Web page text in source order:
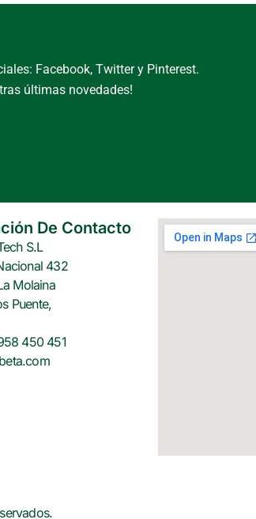
Facebook, Twitter y Pinterest.
últimas novedades!
De Contacto
S.L
432
Molaina
Puente,
450 451